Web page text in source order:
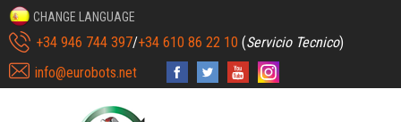
CHANGE LANGUAGE
+34 946 744 397/+34 610 86 22 10 (Servicio Tecnico)
info@eurobots.net